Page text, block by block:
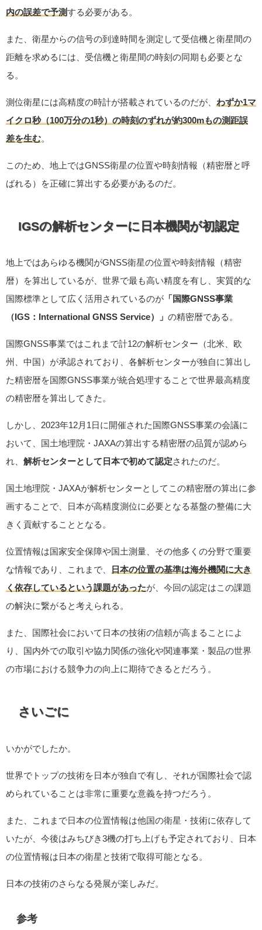
内の誤差で予測する必要がある。
また、衛星からの信号の到達時間を測定して受信機と衛星間の
距離を求めるには、受信機と衛星間の時刻の同期も必要とな
る。
測位衛星には高精度の時計が搭載されているのだが、 わずか1マ
イクロ秒（100万分の1秒）の時刻のずれが約300mもの測距誤
差を生む
このため、地上ではGNSS衛星の位置や時刻情報（精密暦と呼
ばれる）を正確に算出する必要があるのだ。
IGSの解析センターに日本機関が初認定
地上ではあらゆる機関がGNSS衛星の位置や時刻情報（精密
暦）を算出しているが、世界で最も高い精度を有し、実質的な
国際標準として広く活用されているのが 「国際GNSS事業
（IGS：International GNSS Service）」 の精密暦である。
国際GNSS事業ではこれまで計12の解析センター（北米、欧
州、中国）が承認されており、各解析センターが独自に算出し
た精密暦を国際GNSS事業が統合処理することで世界最高精度
の精密暦を算出してきた。
しかし、2023年12月1日に開催された国際GNSS事業の会議に
おいて、国土地理院・JAXAの算出する精密暦の品質が認めら
れ、 解析センターとして日本で初めて認定 されたのだ。
国土地理院・JAXAが解析センターとしてこの精密暦の算出に参
画することで、日本が高精度測位に必要となる基盤の整備に大
きく貢献することとなる。
位置情報は国家安全保障や国土測量、その他多くの分野で重要
な情報であり、これまで、 日本の位置の基準は海外機関に大き
く依存しているという課題があったが、今回の認定はこの課題
の解決に繋がると考えられる。
また、国際社会において日本の技術の信頼が高まることによ
り、国内外での取引や協力関係の強化や関連事業・製品の世界
の市場における競争力の向上に期待できるとだろう。
さいごに
いかがでしたか。
世界でトップの技術を日本が独自で有し、それが国際社会で認
められていることは非常に重要な意義を持つだろう。
また、これまで日本の位置情報は他国の衛星・技術に依存して
いたが、今後はみちびき3機の打ち上げも予定されており、日本
の位置情報は日本の衛星と技術で取得可能となる。
日本の技術のさらなる発展が楽しみだ。
参考